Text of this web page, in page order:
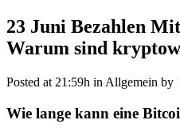
23 Juni Bezahlen
Warum sind
Posted at 21:59h in Allgemein by
Wie lange kann eine